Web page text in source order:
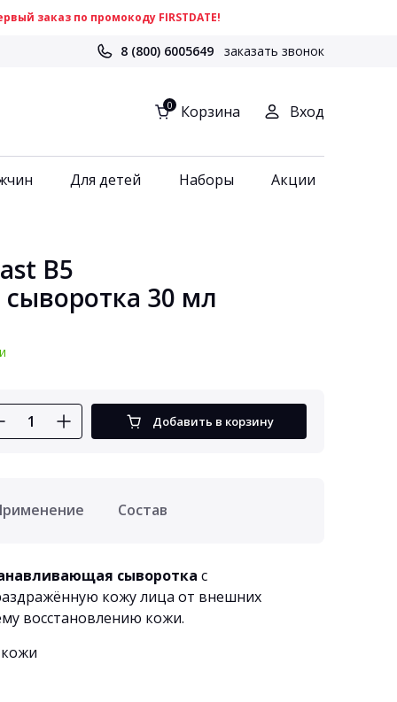
заказ по промокоду FIRSTDATE!
8 (800) 6005649 заказать звонок
0 Корзина Вход
Для детей Наборы Акции
B5
30 мл
Добавить в корзину
Состав
сыворотка с
кожу лица от внешних
восстановлению кожи.